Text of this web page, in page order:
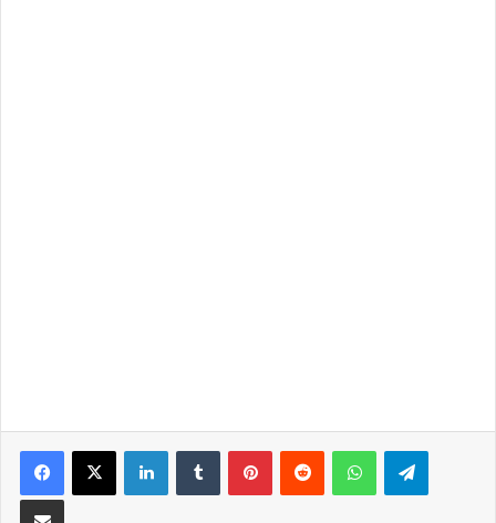
LinkedInTumblrPinterestReddit WhatsApp
Partilhar Via Email